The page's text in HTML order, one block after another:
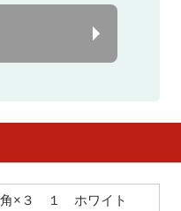
×３ １ ホワイト